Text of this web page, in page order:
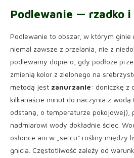
Podlewanie — rzadko i
Podlewanie to obszar, w którym
niemal zawsze z przelania, nie z
podlewamy dopiero, gdy podłoże
zmienią kolor z zielonego na
metodą jest zanurzanie: doniczkę z
kilkanaście minut do naczynia z wodą
odstaną, o temperaturze pokojowej),
nadmiarowi wody dokładnie ściec.
osłonce ani w „sercu” rośliny między
gnicia. Częstotliwość zależy od